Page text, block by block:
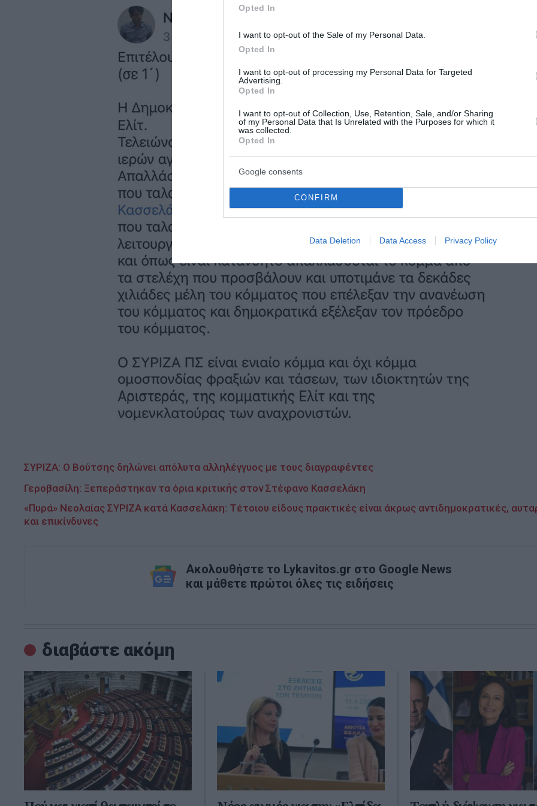
Opted In
I want to opt-out of the Sale of my Personal Data.
Opted In
I want to opt-out of processing my Personal Data for Targeted
Advertising.
Opted In
I want to opt-out of Collection, Use, Retention, Sale, and/or Sharing
of my Personal Data that Is Unrelated with the Purposes for which it
was collected.
Opted In
Google consents
CONFIRM
Data Deletion Data Access Privacy Policy
ΣΥΡΙΖΑ: Ο Βούτσης δηλώνει απόλυτα αλληλέγγυος με τους διαγραφέντες
Γεροβασίλη: Ξεπεράστηκαν τα όρια κριτικής στον Στέφανο Κασσελάκη
«Πυρά» Νεολαίας ΣΥΡΙΖΑ κατά Κασσελάκη: Τέτοιου είδους πρακτικές είναι άκρως αντιδημοκρατικές,
και επικίνδυνες
Ακολουθήστε το Lykavitos.gr στο Google News
και μάθετε πρώτοι όλες τις ειδήσεις
διαβάστε ακόμη